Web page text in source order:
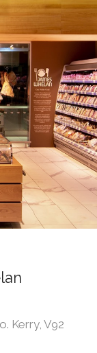
Kerry, V92